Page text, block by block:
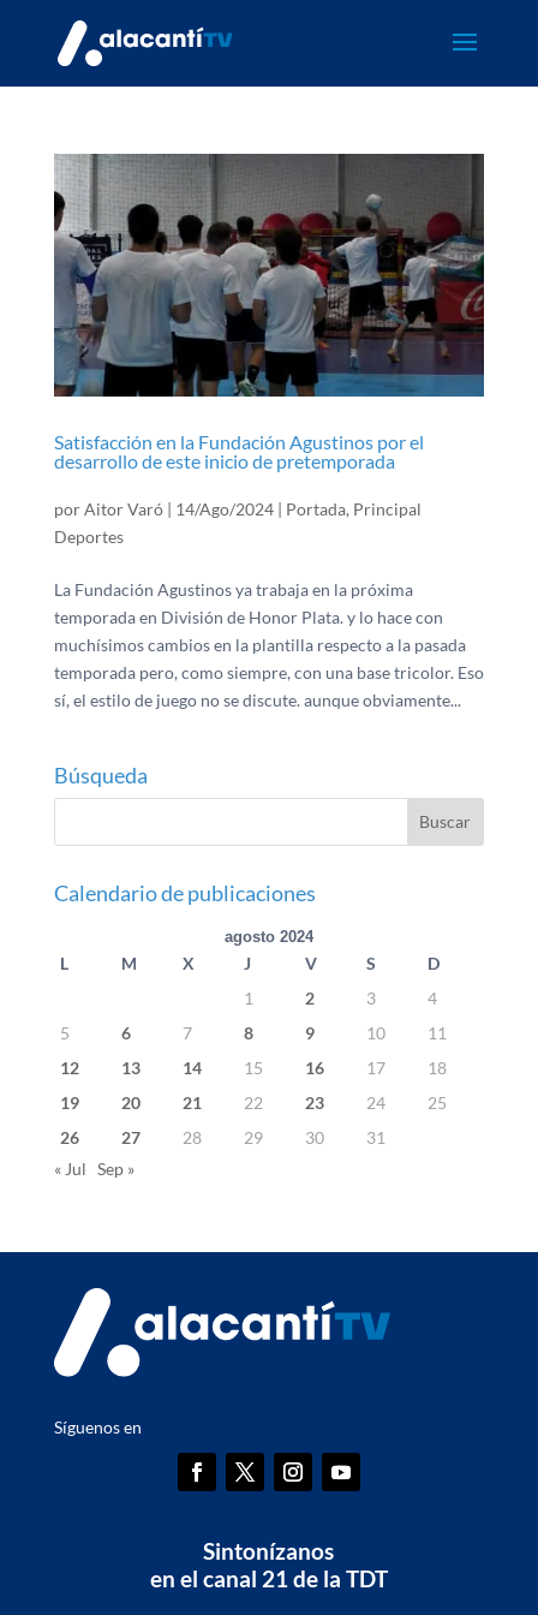
Satisfacción en la Fundación Agustinos por el
desarrollo de este inicio de pretemporada
porAitor Varó| 14/Ago/2024| Portada, Principal
Deportes
La Fundación Agustinos ya trabaja en la próxima
temporada en División de Honor Plata. y lo hace con
muchísimos cambios en la plantilla respecto a la pasada
temporada pero, como siempre, con una base tricolor. Eso
sí, el estilo de juego no se discute. aunque obviamente...
Búsqueda
Calendario de publicaciones
agosto 2024
L M X J V S
D
1
2 3
4
5
6 7 8 9 10
11
12
13 14 15 16 17
18
19
20 21 22 23 24
25
26
27 28 29 30
31
« Jul Sep »
Síguenos en
Sintonízanos
en el canal 21 de la TDT